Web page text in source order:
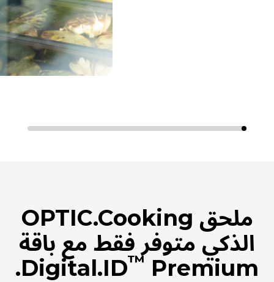
ملحق OPTIC.Cooking
الذكي متوفر فقط مع باقة
Digital.ID™ Premium.